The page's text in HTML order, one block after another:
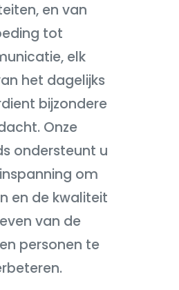
en van
tot
elk
het dagelijks
bijzondere
Onze
ondersteunt u
om
en de kwaliteit
van de
personen te